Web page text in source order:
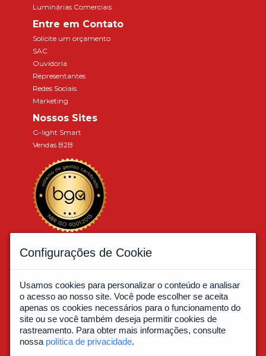
Luminárias Comerciais
Entre em Contato
Solicite um orçamento
SAC
Ouvidoria
Representantes
Redes Sociais
Marketing
Nossos Sites
G-light Smart
Vendas B2B
Associados a:
Configurações de Cookie
Usamos cookies para personalizar o conteúdo e analisar
o acesso ao nosso site. Você pode escolher se aceita
apenas os cookies necessários para o funcionamento do
site ou se você também deseja permitir cookies de
rastreamento. Para obter mais informações, consulte
nossa política de privacidade.